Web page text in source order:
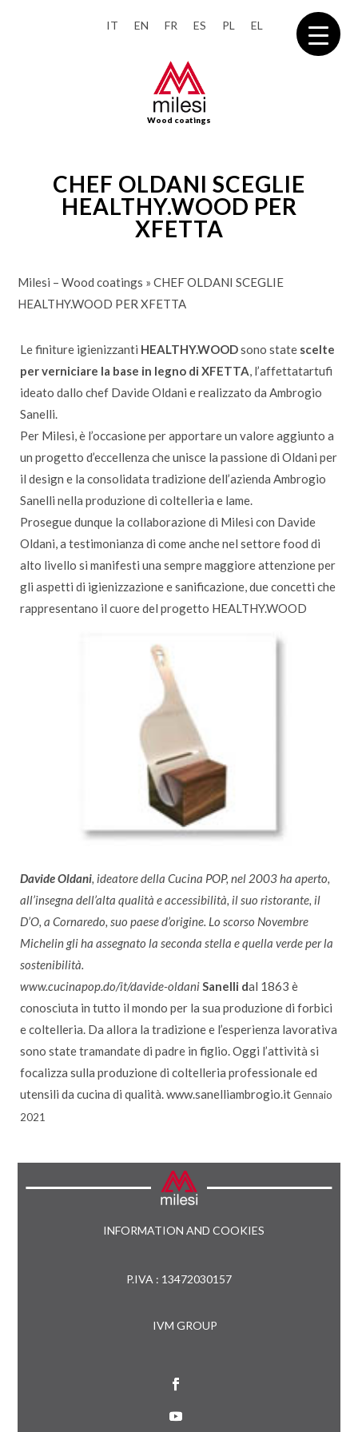
IT EN FR ES PL EL
Wood coatings
CHEF OLDANI SCEGLIE
HEALTHY.WOOD PER
XFETTA
Milesi – Wood coatings »CHEF OLDANI SCEGLIE
HEALTHY.WOOD PER XFETTA
Le finiture igienizzanti HEALTHY.WOODsono state scelte
per verniciare la base in legno di XFETTA, l’affettatartufi
ideato dallo chef Davide Oldani e realizzato da Ambrogio
Sanelli.
Per Milesi, è l’occasione per apportare un valore aggiunto a
un progetto d’eccellenza che unisce la passione di Oldani per
il design e la consolidata tradizione dell’azienda Ambrogio
Sanelli nella produzione di coltelleria e lame.
Prosegue dunque la collaborazione di Milesi con Davide
Oldani, a testimonianza di come anche nel settore food di
alto livello si manifesti una sempre maggiore attenzione per
gli aspetti di igienizzazione e sanificazione, due concetti che
rappresentano il cuore del progetto HEALTHY.WOOD
Davide Oldani, ideatore della Cucina POP, nel 2003 ha aperto,
all’insegna dell’alta qualità e accessibilità, il suo ristorante, il
D’O, a Cornaredo, suo paese d’origine. Lo scorso Novembre
Michelin gli ha assegnato la seconda stella e quella verde per la
sostenibilità.
www.cucinapop.do/it/davide-oldaniSanelli dal 1863 è
conosciuta in tutto il mondo per la sua produzione di forbici
e coltelleria. Da allora la tradizione e l’esperienza lavorativa
sono state tramandate di padre in figlio. Oggi l’attività si
focalizza sulla produzione di coltelleria professionale ed
utensili da cucina di qualità.www.sanelliambrogio.itGennaio
2021
INFORMATION AND COOKIES
P.IVA : 13472030157
IVM GROUP